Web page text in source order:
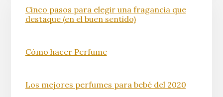
Cinco pasos para elegir una fragancia que
destaque (en el buen sentido)
Cómo hacer Perfume
Los mejores perfumes para bebé del 2020